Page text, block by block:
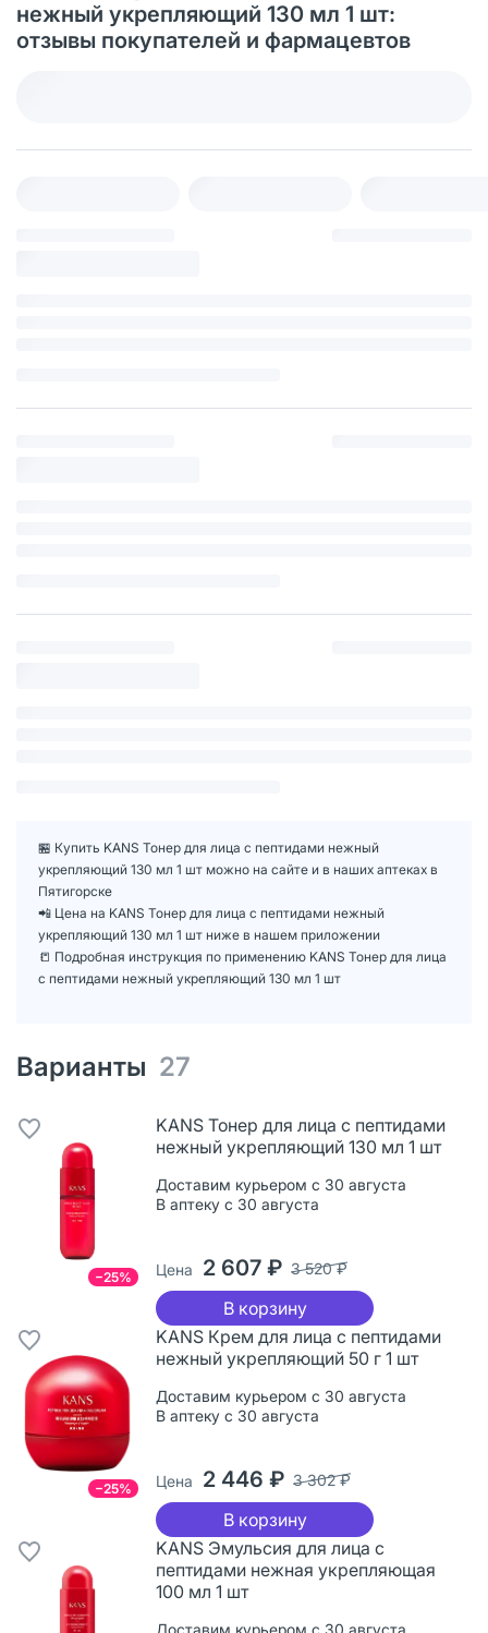
нежный укрепляющий 130 мл 1 шт:
отзывы покупателей и фармацевтов
🏪 Купить KANS Тонер для лица с пептидами нежный
укрепляющий 130 мл 1 шт можно на сайте и в наших аптеках в
Пятигорске
📲 Цена на KANS Тонер для лица с пептидами нежный
укрепляющий 130 мл 1 шт ниже в нашем приложении
📒 Подробная инструкция по применению KANS Тонер для лица
с пептидами нежный укрепляющий 130 мл 1 шт
Варианты 27
−25%
KANS Тонер для лица с пептидами
нежный укрепляющий 130 мл 1 шт
Доставим курьером с 30 августа
В аптеку с 30 августа
Цена 2 607 ₽ 3 520 ₽
В корзину
−25%
KANS Крем для лица с пептидами
нежный укрепляющий 50 г 1 шт
Доставим курьером с 30 августа
В аптеку с 30 августа
Цена 2 446 ₽ 3 302 ₽
В корзину
KANS Эмульсия для лица с
пептидами нежная укрепляющая
100 мл 1 шт
Доставим курьером с 30 августа